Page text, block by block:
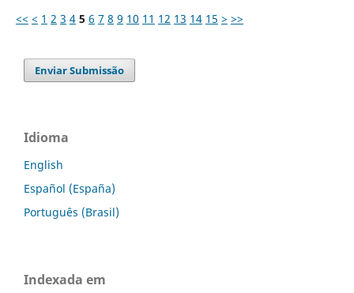
<< < 1 2 3 4 5 6 7 8 9 10 11 12 13 14 15 > >>
Enviar Submissão
Idioma
English
Español (España)
Português (Brasil)
Indexada em